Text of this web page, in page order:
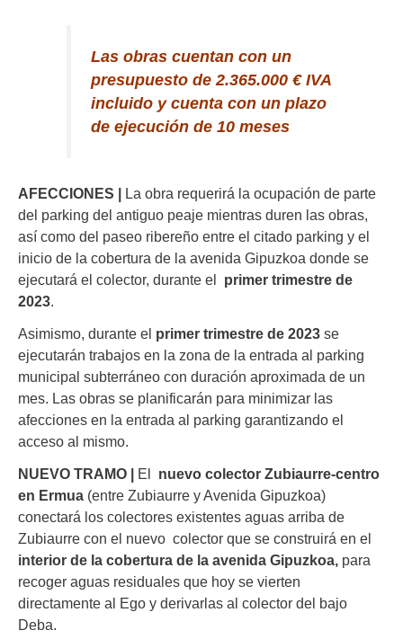
Las obras cuentan con un
presupuesto de 2.365.000 € IVA
incluido y cuenta con un plazo
de ejecución de 10 meses
AFECCIONES | La obra requerirá la ocupación de parte
del parking del antiguo peaje mientras duren las obras,
así como del paseo ribereño entre el citado parking y el
inicio de la cobertura de la avenida Gipuzkoa donde se
ejecutará el colector, durante el primer trimestre de
2023.
Asimismo, durante el primer trimestre de 2023 se
ejecutarán trabajos en la zona de la entrada al parking
municipal subterráneo con duración aproximada de un
mes. Las obras se planificarán para minimizar las
afecciones en la entrada al parking garantizando el
acceso al mismo.
NUEVO TRAMO | El nuevo colector Zubiaurre-centro
en Ermua (entre Zubiaurre y Avenida Gipuzkoa)
conectará los colectores existentes aguas arriba de
Zubiaurre con el nuevo colector que se construirá en el
interior de la cobertura de la avenida Gipuzkoa, para
recoger aguas residuales que hoy se vierten
directamente al Ego y derivarlas al colector del bajo
Deba.